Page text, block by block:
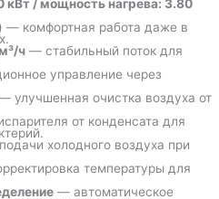
/ мощность нагрева: 3.80
— комфортная работа даже в
ч — стабильный поток для
управление через
улучшенная очистка воздуха от
от конденсата для
холодного воздуха при
температуры для
— автоматическое